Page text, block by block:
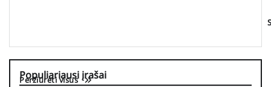
Populiariausi įrašai
Peržiūrėti visus